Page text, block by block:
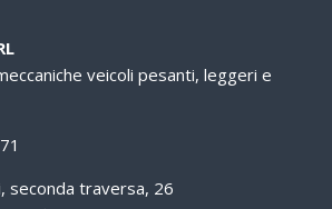
veicoli pesanti, leggeri e
seconda traversa, 26